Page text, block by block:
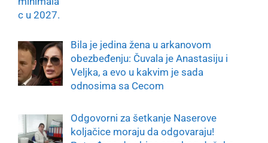
Bila je jedina žena u arkanovom
obezbeđenju: Čuvala je Anastasiju i
Veljka, a evo u kakvim je sada
odnosima sa Cecom
Odgovorni za šetkanje Naserove
koljačice moraju da odgovaraju!